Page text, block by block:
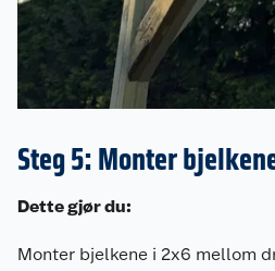
Steg 5: Monter
Dette gjør du:
Monter bjelkene i 2x6 mellom